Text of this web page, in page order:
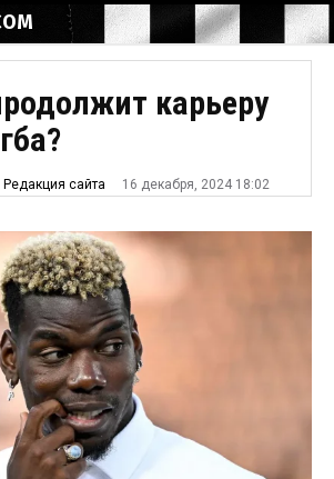
карьеру
Редакция сайта 16 декабря, 2024 18:02